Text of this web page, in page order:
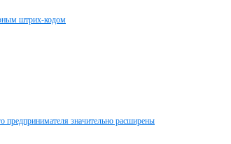
штрих-кодом
предпринимателя значительно расширены